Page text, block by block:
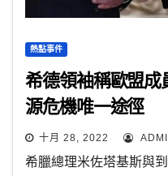
熱點事件
希德領袖稱歐盟成
源危機唯一途徑
十月 28, 2022
希臘總理米佐塔基斯與